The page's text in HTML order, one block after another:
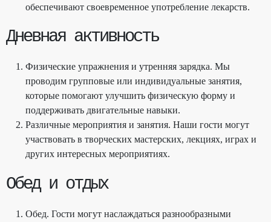
обеспечивают своевременное употребление лекарств.
Дневная активность
Физические упражнения и утренняя зарядка. Мы
проводим групповые или индивидуальные занятия,
которые помогают улучшить физическую форму и
поддерживать двигательные навыки.
Различные мероприятия и занятия. Наши гости могут
участвовать в творческих мастерских, лекциях, играх и
других интересных мероприятиях.
Обед и отдых
Обед. Гости могут наслаждаться разнообразными